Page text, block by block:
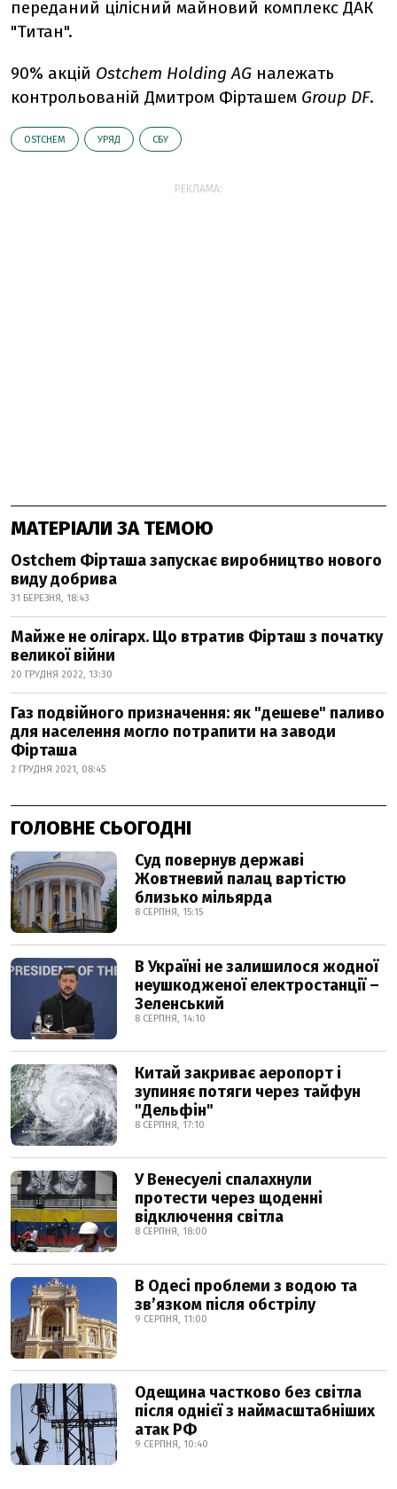
переданий цілісний майновий комплекс ДАК
"Титан".
90% акцій Ostchem Holding AG належать
контрольованій Дмитром Фірташем Group DF.
OSTCHEM УРЯД СБУ
РЕКЛАМА:
МАТЕРІАЛИ ЗА ТЕМОЮ
Ostchem Фірташа запускає виробництво нового
виду добрива
31 БЕРЕЗНЯ, 18:43
Майже не олігарх. Що втратив Фірташ з початку
великої війни
20 ГРУДНЯ 2022, 13:30
Газ подвійного призначення: як "дешеве" паливо
для населення могло потрапити на заводи
Фірташа
2 ГРУДНЯ 2021, 08:45
ГОЛОВНЕ СЬОГОДНІ
Суд повернув державі
Жовтневий палац вартістю
близько мільярда
8 СЕРПНЯ, 15:15
В Україні не залишилося жодної
неушкодженої електростанції –
Зеленський
8 СЕРПНЯ, 14:10
Китай закриває аеропорт і
зупиняє потяги через тайфун
"Дельфін"
8 СЕРПНЯ, 17:10
У Венесуелі спалахнули
протести через щоденні
відключення світла
8 СЕРПНЯ, 18:00
В Одесі проблеми з водою та
звʼязком після обстрілу
9 СЕРПНЯ, 11:00
Одещина частково без світла
після однієї з наймасштабніших
атак РФ
9 СЕРПНЯ, 10:40